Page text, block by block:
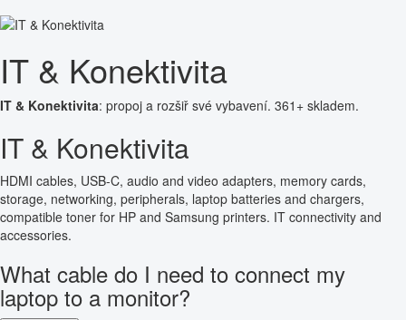
IT & Konektivita
IT & Konektivita: propoj a rozšiř své vybavení. 361+ skladem.
IT & Konektivita
HDMI cables, USB-C, audio and video adapters, memory cards,
storage, networking, peripherals, laptop batteries and chargers,
compatible toner for HP and Samsung printers. IT connectivity and
accessories.
What cable do I need to connect my
laptop to a monitor?